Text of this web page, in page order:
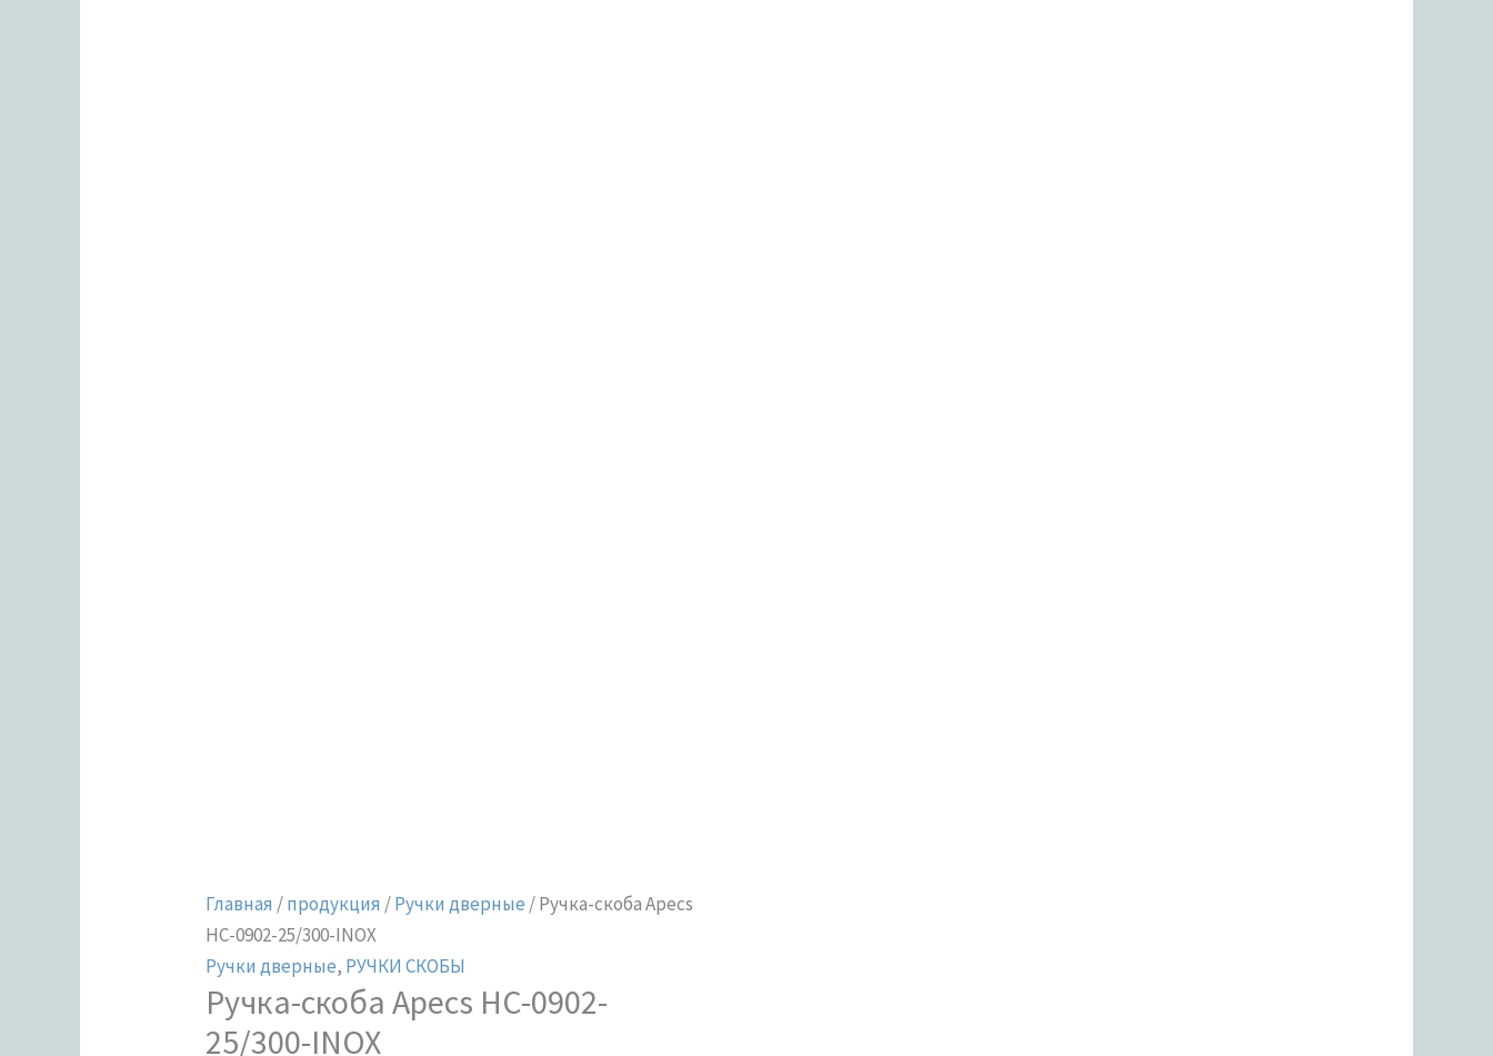
Главная /продукция /Ручки дверные / Ручка-скоба Apecs
HC-0902-25/300-INOX
Ручки дверные, РУЧКИ СКОБЫ
Ручка-скоба Apecs HC-0902-
25/300-INOX